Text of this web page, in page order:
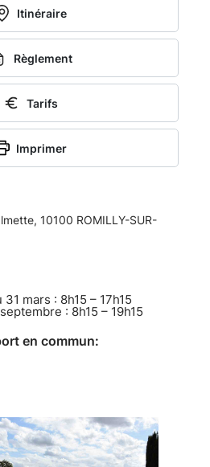
Itinéraire
Règlement
Tarifs
Imprimer
10100 ROMILLY-SUR-
mars : 8h15 – 17h15
: 8h15 – 19h15
en commun: